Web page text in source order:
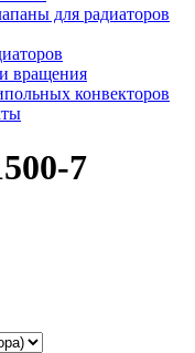
для радиаторов
вращения
конвекторов
7